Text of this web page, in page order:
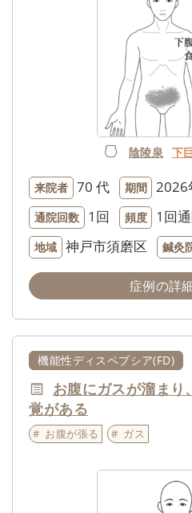
陰陵泉 下
来院者 70 代 期間 2026
通院回数 1回 頻度 1回
地域 神戸市須磨区 鍼灸
症例の詳
機能性ディスペプシア(FD)
お腹にガスが溜まり
覚がある
お腹が張る ガス